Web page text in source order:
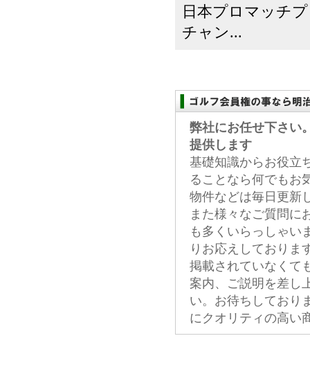
日本プロマッチ
チャン...
弊社にお任せ下さい
提供します
基礎知識からお役立
ることなら何でもお
物件などは毎日更新
また様々なご質問に
も多くいらっしゃい
りお応えしておりま
掲載されていなくて
案内、ご説明を差し
い。お待ちしており
にクオリティの高い